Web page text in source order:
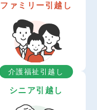
ファミリー引越し
介護福祉引越し
シニア引越し